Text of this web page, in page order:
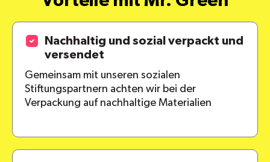
Materialien und Inhaltsstoffe
pro
Versandkosten
alle Pakete
Nachhaltig und sozial verpackt und
versendet
Gemeinsam mit unseren sozialen
Stiftungspartnern achten wir bei der
Verpackung auf nachhaltige Materialien